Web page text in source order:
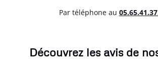
Par téléphone au
Découvrez les avis de